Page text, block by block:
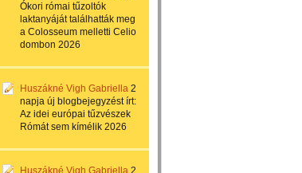
Ókori római tűzoltók
laktanyáját találhatták meg
a Colosseum melletti Celio
dombon 2026
Huszákné Vigh Gabriella 2
napja új blogbejegyzést írt:
Az idei európai tűzvészek
Rómát sem kímélik 2026
Huszákné Vigh Gabriella 2